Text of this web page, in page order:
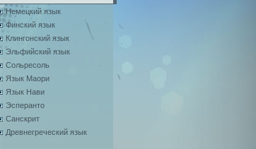
Немецкий язык
Финский язык
Клингонский язык
Эльфийский язык
Сольресоль
Язык Маори
Язык Нави
Эсперанто
Санскрит
Древнегреческий язык